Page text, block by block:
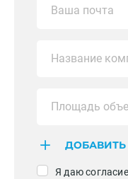
Я даю